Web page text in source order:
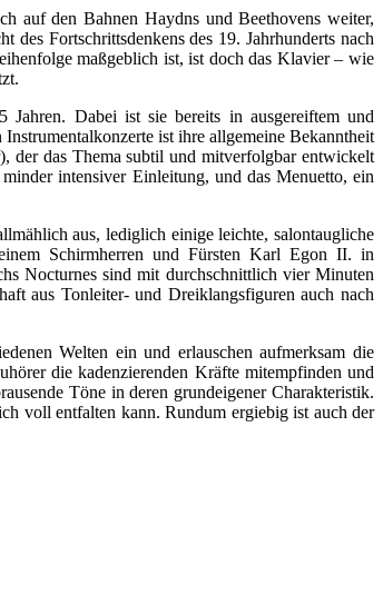
auf den Bahnen Haydns und Beethovens weiter,
Fortschrittsdenkens des 19. Jahrhunderts nach
maßgeblich ist, ist doch das Klavier – wie
Jahren. Dabei ist sie bereits in ausgereiftem und
ist ihre allgemeine Bekanntheit
der das Thema subtil und mitverfolgbar entwickelt
intensiver Einleitung, und das Menuetto, ein
aus, lediglich einige leichte, salontaugliche
Schirmherren und Fürsten Karl Egon II. in
Nocturnes sind mit durchschnittlich vier Minuten
aus Tonleiter- und Dreiklangsfiguren auch nach
Welten ein und erlauschen aufmerksam die
die kadenzierenden Kräfte mitempfinden und
Töne in deren grundeigener Charakteristik.
voll entfalten kann. Rundum ergiebig ist auch der